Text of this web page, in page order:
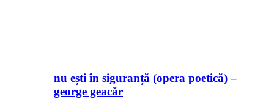
nu ești în siguranță (opera poetică) –
george geacăr